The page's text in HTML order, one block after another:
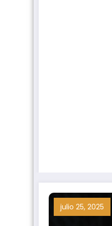
julio 25, 2025